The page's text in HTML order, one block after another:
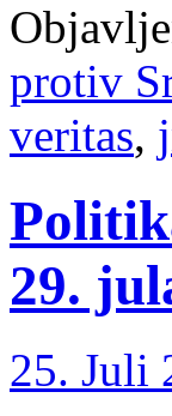
protiv
veritas,
29.
25. Juli